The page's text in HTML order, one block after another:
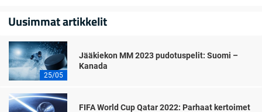
Uusimmat artikkelit
25/05
Jääkiekon MM 2023 pudotuspelit: Suomi –
Kanada
FIFA World Cup Qatar 2022: Parhaat kertoimet